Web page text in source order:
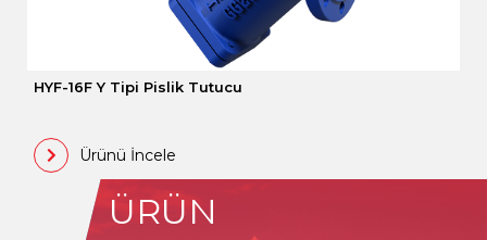
HYF-16F Y Tipi Pislik Tutucu
Ürünü İncele
ÜRÜN